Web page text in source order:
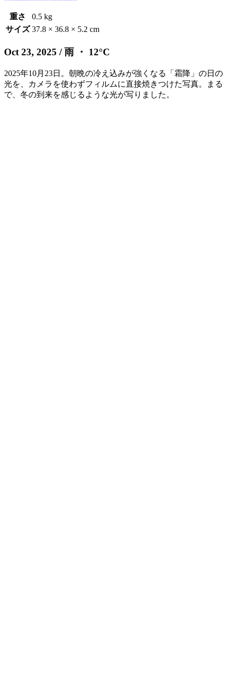
重さ
0.5 kg
サイズ 37.8 × 36.8 × 5.2 cm
Oct 23, 2025 / 雨 ・ 12°C
2025年10月23日。朝晩の冷え込みが強くなる「霜降」の日の
光を、カメラを使わずフィルムに直接焼きつけた写真。まる
で、冬の到来を感じるような光が写りました。